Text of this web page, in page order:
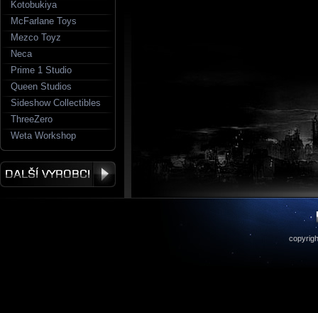
Kotobukiya
McFarlane Toys
Mezco Toyz
Neca
Prime 1 Studio
Queen Studios
Sideshow Collectibles
ThreeZero
Weta Workshop